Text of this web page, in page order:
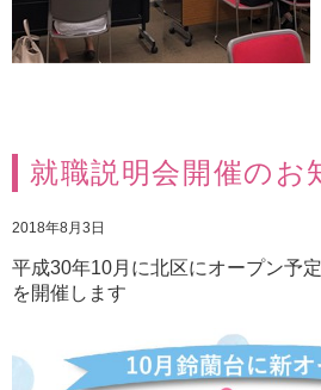
就職説明会開催のお
2018年8月3日
平成30年10月に北区にオープン予
を開催します